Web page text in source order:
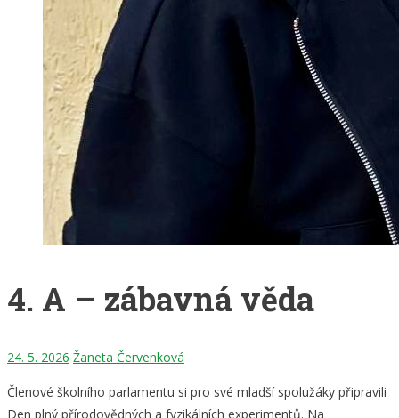
4. A – zábavná věda
24. 5. 2026 Žaneta Červenková
Členové školního parlamentu si pro své mladší spolužáky připravili
Den plný přírodovědných a fyzikálních experimentů. Na